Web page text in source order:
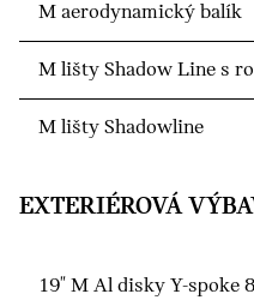
M aerodynamický balík
M lišty Shadow Line s
M lišty Shadowline
EXTERIÉROVÁ
19" M Al disky Y-spoke